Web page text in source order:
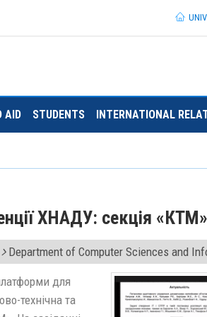
AID STUDENTS INTERNATIONAL
ХНАДУ: секція «КТМ»
Department of Computer Sciences and
для
технічна та